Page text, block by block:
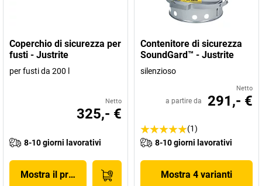
Coperchio di sicurezza per
fusti - Justrite
per fusti da 200 l
Netto
325,- €
8-10 giorni lavorativi
Mostra il prodotto
Contenitore di sicurezza
SoundGard™ - Justrite
silenzioso
Netto
a partire da 291,- €
(1)
8-10 giorni lavorativi
Mostra 4 varianti